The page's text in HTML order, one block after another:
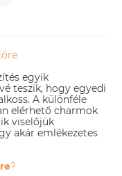
egyik
teszik, hogy egyedi
A különféle
elérhető charmok
viselőjük
akár emlékezetes
?